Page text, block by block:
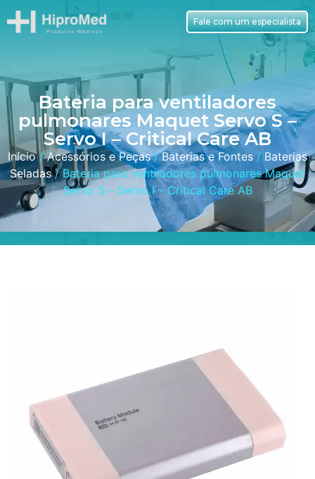
Fale com um especialista
Bateria para ventiladores
pulmonares Maquet Servo S –
Servo I – Critical Care AB
Início/Acessórios e Peças/Baterias e Fontes/Baterias
Seladas/ Bateria para ventiladores pulmonares Maquet
Servo S – Servo I – Critical Care AB